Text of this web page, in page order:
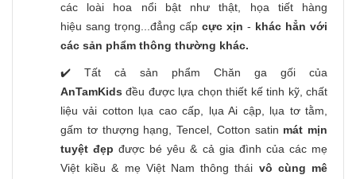
các loài hoa nổi bật như thật, họa tiết hàng
hiệu sang trọng...đẳng cấp cực xịn - khác hẳn với
các sản phẩm thông thường khác.
✔️ Tất cả sản phẩm Chăn ga gối của
AnTamKids đều được lựa chọn thiết kế tinh kỹ, chất
liệu vải cotton lụa cao cấp, lụa Ai cập, lụa tơ tằm,
gấm tơ thượng hạng, Tencel, Cotton satin mát mịn
tuyệt đẹp được bé yêu & cả gia đình của các mẹ
Việt kiều & mẹ Việt Nam thông thái vô cùng mê